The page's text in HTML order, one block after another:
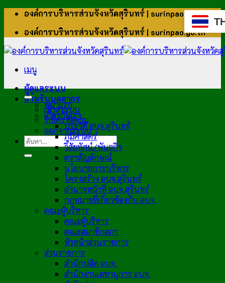
ข้าม
เนื้อหา
องค์การบริหารส่วนจังหวัดสุรินทร์ | surinpao.go.th
องค์การบริหารส่วนจังหวัดสุรินทร์ | surinpao.go.th
เมนู
ผู้ดูแลระบบ
สำหรับบุคลากร
เข้าสู่ระบบ
รีเซ็ตรหัสผ่าน
ออกจากระบบ
หน้าแรก
เกี่ยวกับเรา
ประวัติ อบจ.สุรินทร์
ภูมิศาสตร์
วิสัยทัศน์/พันธกิจ
ตราสัญลักษณ์
นโยบายการบริหาร
โครงสร้าง อบจ.สุรินทร์
อำนาจหน้าที่ อบจ.สุรินทร์
กฎหมายที่เกี่ยวข้องกับ อบจ.
คณะผู้บริหาร
คณะผู้บริหาร
คณะสมาชิกสภา
หัวหน้าส่วนราชการ
ส่วนราชการ
สำนักปลัด อบจ.
สำนักงานเลขานุการ อบจ.